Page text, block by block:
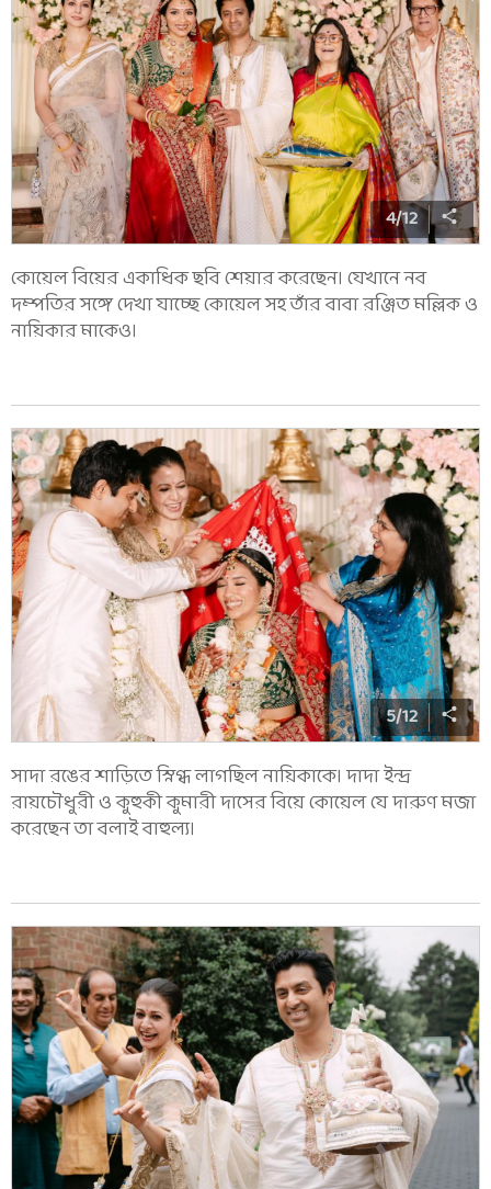
4/12
কোয়েল বিয়ের একাধিক ছবি শেয়ার করেছেন। যেখানে নব
দম্পতির সঙ্গে দেখা যাচ্ছে কোয়েল সহ তাঁর বাবা রঞ্জিত মল্লিক ও
নায়িকার মাকেও।
5/12
সাদা রঙের শাড়িতে স্নিগ্ধ লাগছিল নায়িকাকে। দাদা ইন্দ্র
রায়চৌধুরী ও কুহুকী কুমারী দাসের বিয়ে কোয়েল যে দারুণ মজা
করেছেন তা বলাই বাহুল্য।